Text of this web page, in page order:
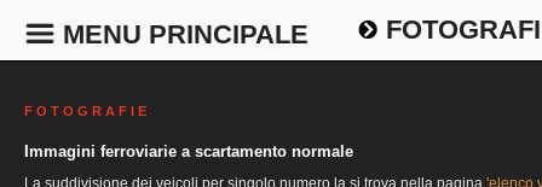
MENU PRINCIPALE
F O T O G R A F I E
Immagini ferroviarie a scartamento normale